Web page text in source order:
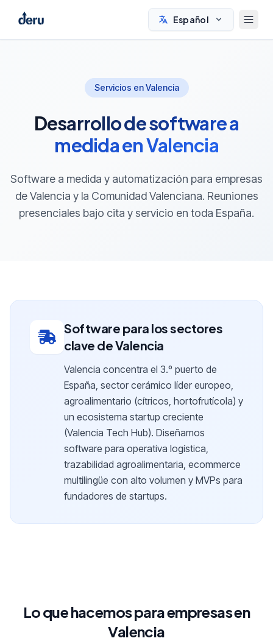
Español
Servicios en Valencia
Desarrollo de software a
medida en Valencia
Software a medida y automatización para empresas
de Valencia y la Comunidad Valenciana. Reuniones
presenciales bajo cita y servicio en toda España.
Software para los sectores
clave de Valencia
Valencia concentra el 3.º puerto de
España, sector cerámico líder europeo,
agroalimentario (cítricos, hortofrutícola) y
un ecosistema startup creciente
(Valencia Tech Hub). Diseñamos
software para operativa logística,
trazabilidad agroalimentaria, ecommerce
multilingüe con alto volumen y MVPs para
fundadores de startups.
Lo que hacemos para empresas en
Valencia